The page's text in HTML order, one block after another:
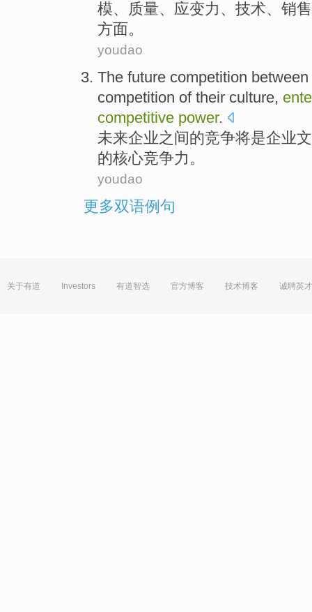
模、 质量、 应变力 、 技术、 销售
方面。
youdao
The future competition between
competition oftheir culture,
competitive power.
未来企业之间的竞争将是企业
的核心竞争力 。
youdao
更多双语例句
关于有道 Investors 有道智选 官方博客 技术博客 诚聘英才